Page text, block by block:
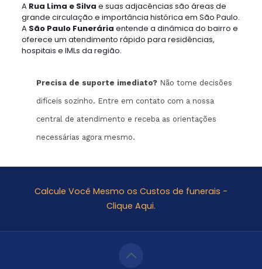
A Rua Lima e Silva e suas adjacências são áreas de
grande circulação e importância histórica em São Paulo.
A São Paulo Funerária entende a dinâmica do bairro e
oferece um atendimento rápido para residências,
hospitais e IMLs da região.
Precisa de suporte imediato?Não tome decisões
difíceis sozinho. Entre em contato com a nossa
central de atendimento e receba as orientações
necessárias agora mesmo.
Calcule Você Mesmo os Custos de funerais -
Clique Aqui.